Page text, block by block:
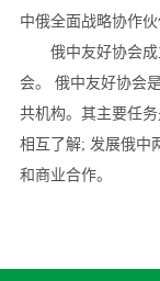
中俄全面战略协作伙
俄中友好协会成
会。 俄中友好协会
共机构。其主要任
相互了解; 发展俄中
和商业合作。